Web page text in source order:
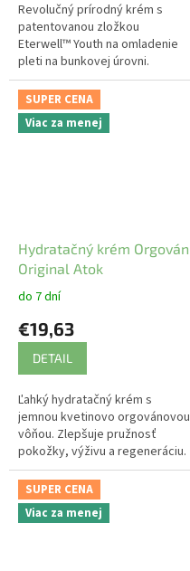
Revolučný prírodný krém s
patentovanou zložkou
Eterwell™ Youth na omladenie
pleti na bunkovej úrovni.
SUPER CENA
Viac za menej
Hydratačný krém Orgován
Original Atok
do 7 dní
€19,63
DETAIL
Ľahký hydratačný krém s
jemnou kvetinovo orgovánovou
vôňou. Zlepšuje pružnosť
pokožky, výživu a regeneráciu.
Krásna vôňa dodáva pozitívnu
náladu.
SUPER CENA
Viac za menej